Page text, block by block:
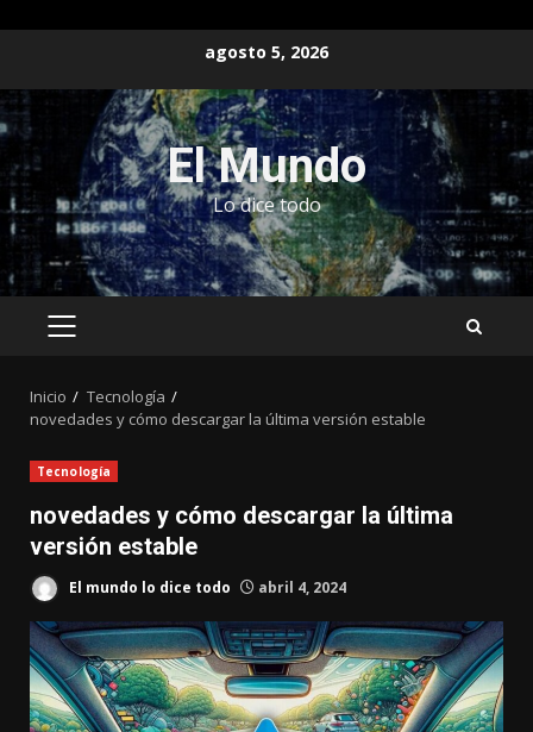
contenido
agosto 5, 2026
El Mundo
Lo dice todo
MENÚ
Inicio
Tecnología
novedades y cómo descargar la última versión estable
Tecnología
novedades y cómo descargar la última
versión estable
El mundo lo dice todo abril 4, 2024